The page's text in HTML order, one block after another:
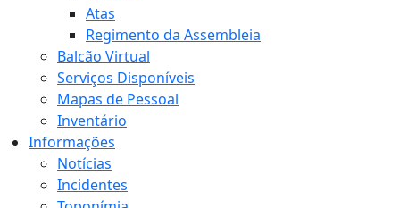
Atas
Regimento da Assembleia
Balcão Virtual
Serviços Disponíveis
Mapas de Pessoal
Inventário
Informações
Notícias
Incidentes